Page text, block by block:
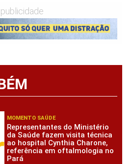
publicidade
MOMENTO SAÚDE
Representantes do Ministério
da Saúde fazem visita técnica
ao hospital Cynthia Charone,
referência em oftalmologia no
Pará